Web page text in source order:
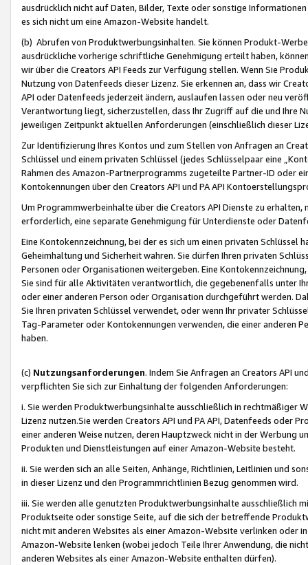
ausdrücklich nicht auf Daten, Bilder, Texte oder sonstige
es sich nicht um eine Amazon-Website handelt.
(b) Abrufen von Produktwerbungsinhalten. Sie können Produkt-
ausdrückliche vorherige schriftliche Genehmigung erteilt haben,
wir über die Creators API Feeds zur Verfügung stellen. Wenn Sie
Nutzung von Datenfeeds dieser Lizenz. Sie erkennen an, dass wir
API oder Datenfeeds jederzeit ändern, auslaufen lassen oder neu
Verantwortung liegt, sicherzustellen, dass Ihr Zugriff auf die und Ihre
jeweiligen Zeitpunkt aktuellen Anforderungen (einschließlich dieser
Zur Identifizierung Ihres Kontos und zum Stellen von Anfragen an
Schlüssel und einem privaten Schlüssel (jedes Schlüsselpaar eine
Rahmen des Amazon-Partnerprogramms zugeteilte Partner-ID oder
Kontokennungen über den Creators API und PA API
Um Programmwerbeinhalte über die Creators API Dienste zu
erforderlich, eine separate Genehmigung für Unterdienste oder
Eine Kontokennzeichnung, bei der es sich um einen privaten
Geheimhaltung und Sicherheit wahren. Sie dürfen Ihren privaten
Personen oder Organisationen weitergeben. Eine
Sie sind für alle Aktivitäten verantwortlich, die gegebenenfalls unter
oder einer anderen Person oder Organisation durchgeführt werden.
Sie Ihren privaten Schlüssel verwendet, oder wenn Ihr privater
Tag-Parameter oder Kontokennungen verwenden, die einer anderen
haben.
(c) Nutzungsanforderungen. Indem Sie Anfragen an Creators API
verpflichten Sie sich zur Einhaltung der folgenden Anforderungen:
i. Sie werden Produktwerbungsinhalte ausschließlich in rechtmäßiger
Lizenz nutzen.Sie werden Creators API und PA API, Datenfeeds oder
einer anderen Weise nutzen, deren Hauptzweck nicht in der Werbung
Produkten und Dienstleistungen auf einer Amazon-Website besteht.
ii. Sie werden sich an alle Seiten, Anhänge, Richtlinien, Leitlinien und
in dieser Lizenz und den Programmrichtlinien Bezug genommen wird.
iii. Sie werden alle genutzten Produktwerbungsinhalte ausschließlich
Produktseite oder sonstige Seite, auf die sich der betreffende
nicht mit anderen Websites als einer Amazon-Website verlinken oder
Amazon-Website lenken (wobei jedoch Teile Ihrer Anwendung, die
anderen Websites als einer Amazon-Website enthalten dürfen).